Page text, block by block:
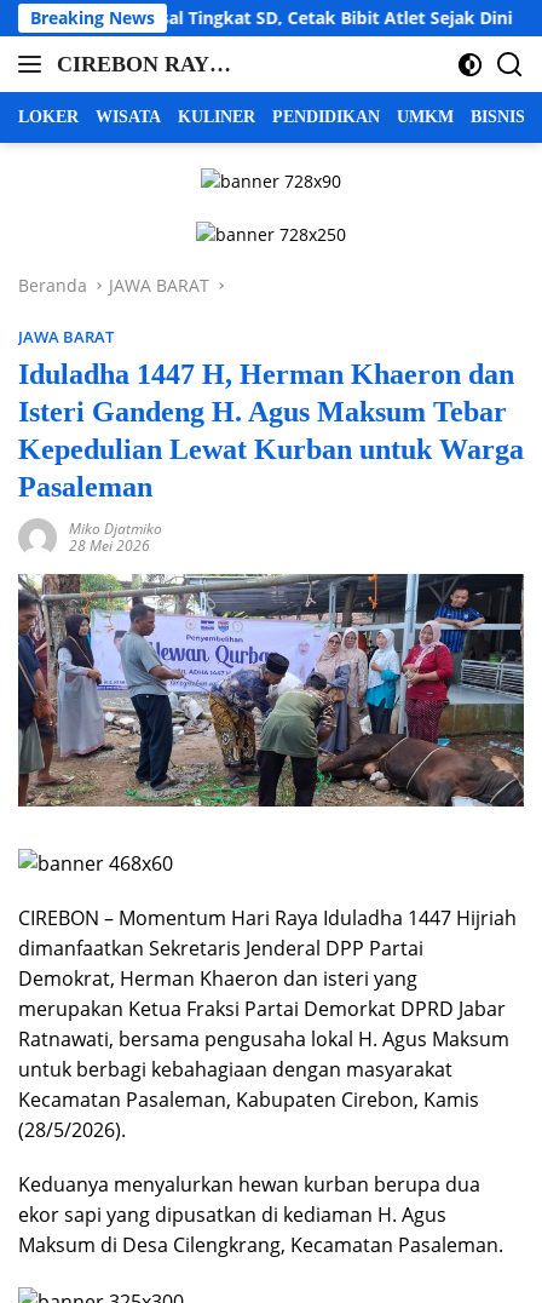
Langsung
ke
konten
Breaking News
Tingkat SD, Cetak Bibit Atlet Sejak Dini LBH
CIREBON RAYA |
INFO CIREBON
CIREBON RAYA |
KUNINGAN
cirebon
info
cirebon
majalengka
kuningan
LOKER WISATA KULINER PENDIDIKAN UMKM BISNIS
Beranda JAWA BARAT
JAWA BARAT
Iduladha 1447 H, Herman Khaeron dan
Isteri Gandeng H. Agus Maksum Tebar
Kepedulian Lewat Kurban untuk Warga
Pasaleman
Miko Djatmiko
28 Mei 2026
CIREBON – Momentum Hari Raya Iduladha 1447 Hijriah
dimanfaatkan Sekretaris Jenderal DPP Partai
Demokrat, Herman Khaeron dan isteri yang
merupakan Ketua Fraksi Partai Demorkat DPRD Jabar
Ratnawati, bersama pengusaha lokal H. Agus Maksum
untuk berbagi kebahagiaan dengan masyarakat
Kecamatan Pasaleman, Kabupaten Cirebon, Kamis
(28/5/2026).
Keduanya menyalurkan hewan kurban berupa dua
ekor sapi yang dipusatkan di kediaman H. Agus
Maksum di Desa Cilengkrang, Kecamatan Pasaleman.